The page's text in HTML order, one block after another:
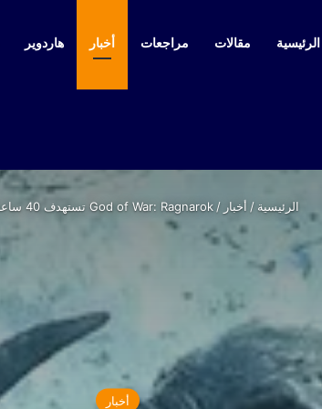
مقالات مراجعات أخبار هاردوير
الرئيسية / أخبار / God of War: Ragnarok تستهدف 40 ساعة من الجيم بلاي
أخبار